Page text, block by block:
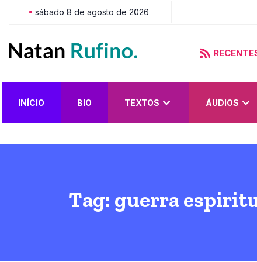
sábado 8 de agosto de 2026
Depravado?
INÍCIO BIO TEXTOS ÁUDIOS
Tag: guerra